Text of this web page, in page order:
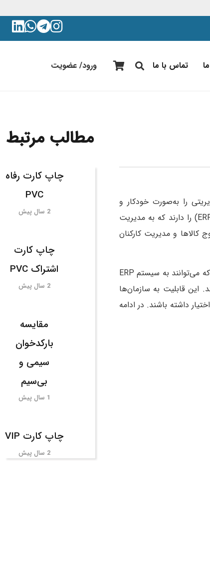
تماس با ما ورود/ عضویت
را به‌صورت خودکار و
هماهنگ با سیستم ERP چاپ کند. این پرینترها قابلیت اتصال به سیستم‌های مدیریت منابع سازمانی (ERP) را دارند که به مدیریت
کالاها و مدیریت کارکنان
به‌ عنوان یکی از شرکت های وارد کننده پیشرو در این حوزه پرینترهای چاپ کارتی ارائه می‌دهد که می‌توانند به سیستم ERP
این قابلیت به سازمان‌ها
داشته باشند. در ادامه
مطالب مرتبط
چاپ کارت رفاه
PVC
2 سال پیش
چاپ کارت
اشتراک PVC
2 سال پیش
مقایسه
بارکدخوان
سیمی و
بی‌سیم
1 سال پیش
چاپ کارت VIP
2 سال پیش